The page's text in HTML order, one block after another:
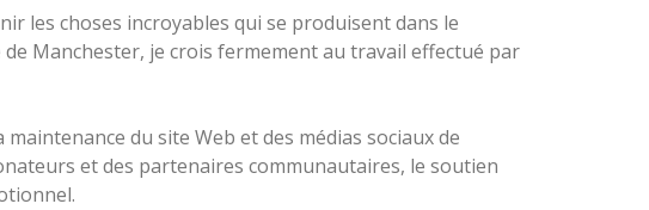
les choses incroyables qui se produisent dans le
Manchester, je crois fermement au travail effectué par
du site Web et des médias sociaux de
et des partenaires communautaires, le soutien